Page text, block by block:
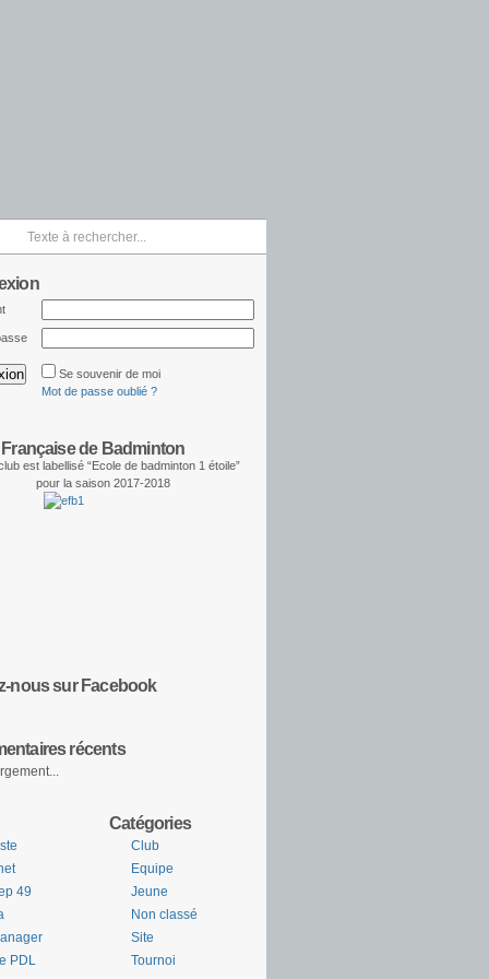
Se souvenir de moi
Mot de passe oublié ?
de Badminton
est labellisé “Ecole de badminton 1 étoile”
pour la saison 2017-2018
nous sur Facebook
récents
Catégories
Club
Equipe
Jeune
Non classé
Site
Tournoi
49
PDL